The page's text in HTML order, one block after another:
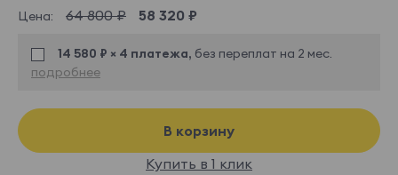
Цена: 64 800 ₽ 58 320 ₽
14 580 ₽ × 4 платежа, без переплат на 2 мес.
подробнее
В корзину
Купить в 1 клик